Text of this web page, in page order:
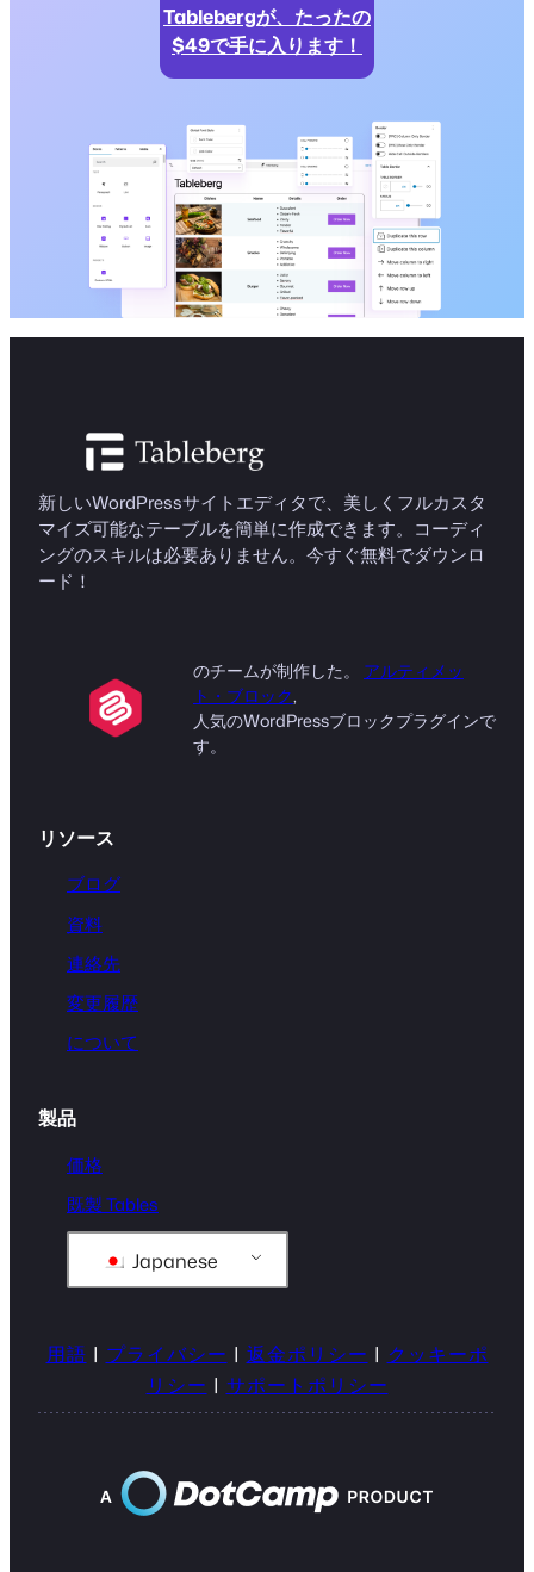
Tablebergが、たったの
$49で手に入ります！
新しいWordPressサイトエディタで、美しくフルカスタ
マイズ可能なテーブルを簡単に作成できます。コーディ
ングのスキルは必要ありません。今すぐ無料でダウンロ
ード！
のチームが制作した。 アルティメッ
ト・ブロック,
人気のWordPressブロックプラグインで
す。
リソース
ブログ
資料
連絡先
変更履歴
について
製品
価格
既製 Tables
Japanese
用語 | プライバシー | 返金ポリシー | クッキーポ
リシー | サポートポリシー